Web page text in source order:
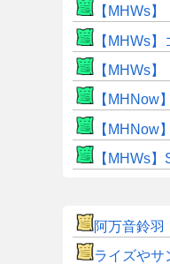
【MHWs】
【MHWs】
【MHWs】
【MHNow
【MHNow
【MHWs】
阿万音鈴羽
ライズやサ